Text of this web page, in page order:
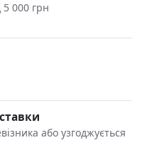
5 000 грн
або узгоджується